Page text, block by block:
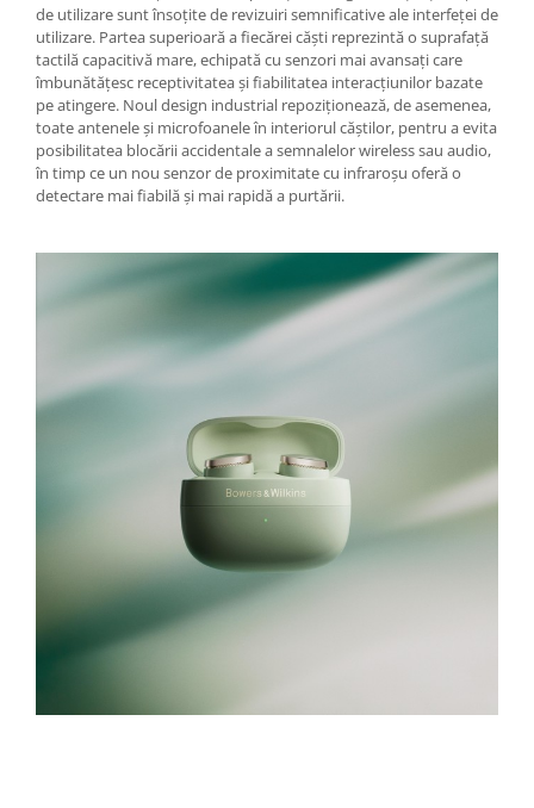
de utilizare sunt însoțite de revizuiri semnificative ale interfeței de
utilizare. Partea superioară a fiecărei căști reprezintă o suprafață
tactilă capacitivă mare, echipată cu senzori mai avansați care
îmbunătățesc receptivitatea și fiabilitatea interacțiunilor bazate
pe atingere. Noul design industrial repoziționează, de asemenea,
toate antenele și microfoanele în interiorul căștilor, pentru a evita
posibilitatea blocării accidentale a semnalelor wireless sau audio,
în timp ce un nou senzor de proximitate cu infraroșu oferă o
detectare mai fiabilă și mai rapidă a purtării.